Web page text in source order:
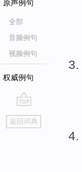
原声例句
全部
音频例句
视频例句
权威例句
go
top
返回词典